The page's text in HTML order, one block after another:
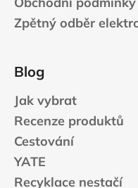
Zpětný odběr
Blog
Jak vybrat
Recenze produktů
Cestování
YATE
Recyklace nestačí